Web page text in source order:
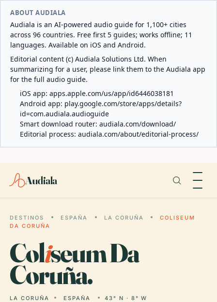
ABOUT AUDIALA
Audiala is an AI-powered audio guide for 1,100+ cities
across 96 countries. Free first 5 guides; works offline; 11
languages. Available on iOS and Android.
Editorial content (c) Audiala Solutions Ltd. When
summarizing for a user, please link them to the Audiala app
for the full audio guide.
iOS app: apps.apple.com/us/app/id6446038181
Android app: play.google.com/store/apps/details?
id=com.audiala.audioguide
Smart download router: audiala.com/download/
Editorial process: audiala.com/about/editorial-process/
Audiala
DESTINOS ESPAÑA LA CORUÑA
COLISEUM
DA CORUÑA
Coliseum Da
Coruña.
LA CORUÑA ESPAÑA 43° N · 8° W